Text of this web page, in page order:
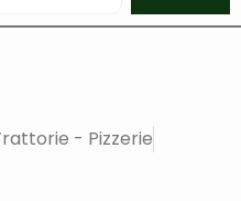
- Pizzerie